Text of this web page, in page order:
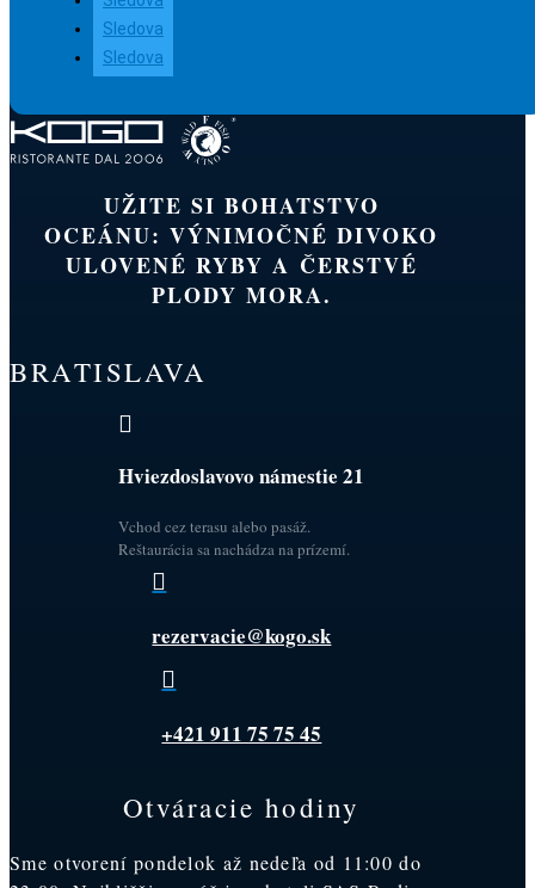
Sledova
Sledova
UŽITE SI BOHATSTVO
OCEÁNU: VÝNIMOČNÉ DIVOKO
ULOVENÉ RYBY A ČERSTVÉ
PLODY MORA.
BRATISLAVA

Hviezdoslavovo námestie 21
Vchod cez terasu alebo pasáž.
Reštaurácia sa nachádza na prízemí.

rezervacie@kogo.sk

+421 911 75 75 45
Otváracie hodiny
Sme otvorení pondelok až nedeľa od 11:00 do